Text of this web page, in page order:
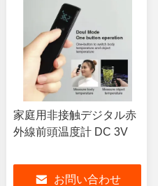
家庭用非接触デジタル赤
外線前頭温度計 DC 3V
お問い合わせ